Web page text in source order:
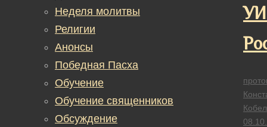
Неделя молитвы
Религии
Анонсы
Победная Пасха
Обучение
Обучение священников
Обсуждение